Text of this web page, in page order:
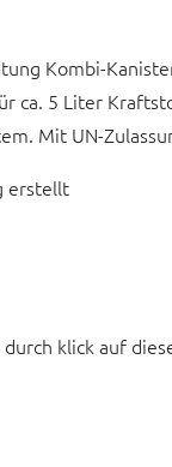
Kombi-
ca. 5 Liter
Mit UN-
erstellt
klick auf